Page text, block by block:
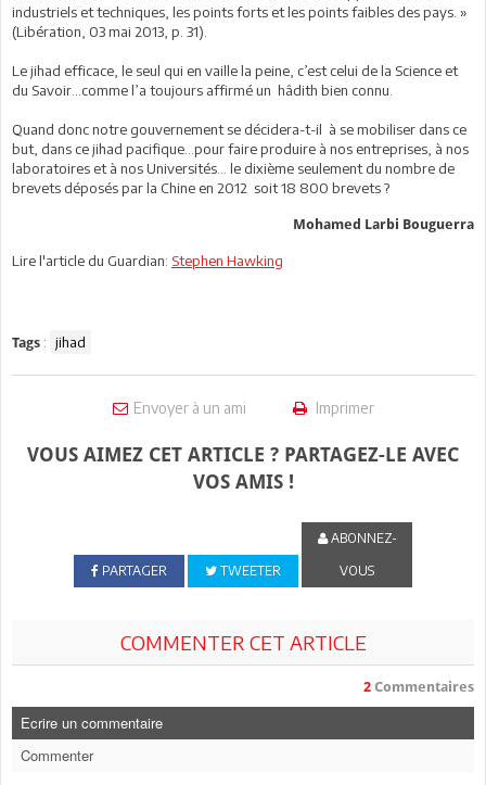
industriels et techniques, les points forts et les points faibles des pays. »
(Libération, 03 mai 2013, p. 31).
Le jihad efficace, le seul qui en vaille la peine, c’est celui de la Science et
du Savoir…comme l’a toujours affirmé un hâdith bien connu.
Quand donc notre gouvernement se décidera-t-il à se mobiliser dans ce
but, dans ce jihad pacifique…pour faire produire à nos entreprises, à nos
laboratoires et à nos Universités… le dixième seulement du nombre de
brevets déposés par la Chine en 2012 soit 18 800 brevets ?
Mohamed Larbi Bouguerra
Lire l'article du Guardian: Stephen Hawking
Tags : jihad
Envoyer à un ami Imprimer
VOUS AIMEZ CET ARTICLE ? PARTAGEZ-LE AVEC
VOS AMIS !
PARTAGER TWEETER
ABONNEZ-
VOUS
COMMENTER CET ARTICLE
2 Commentaires
Ecrire un commentaire
Commenter